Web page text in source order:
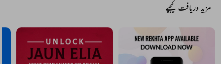
مزید دریافت کیجیے